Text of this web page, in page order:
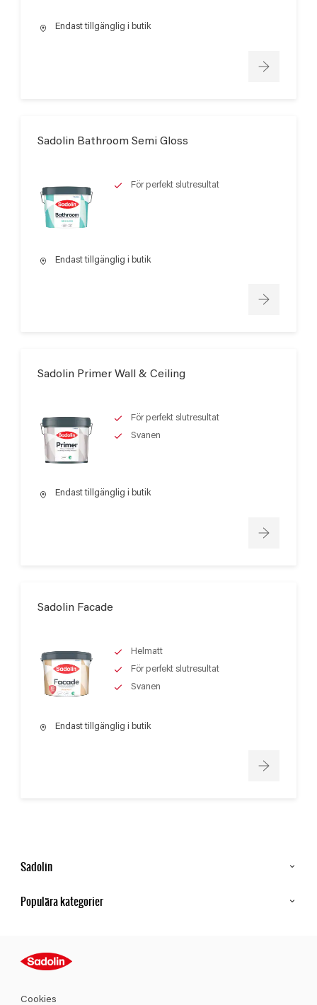
Endast tillgänglig i butik
Sadolin Bathroom Semi Gloss
För perfekt slutresultat
Endast tillgänglig i butik
Sadolin Primer Wall & Ceiling
För perfekt slutresultat
Svanen
Endast tillgänglig i butik
Sadolin Facade
Helmatt
För perfekt slutresultat
Svanen
Endast tillgänglig i butik
Sadolin
Populära kategorier
Guides
Kulörer
Produkter
Cookies